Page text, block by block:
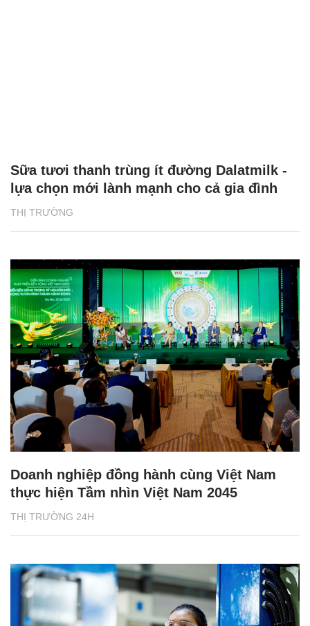
THỊ TRƯỜNG
Sữa tươi thanh trùng ít đường Dalatmilk -
lựa chọn mới lành mạnh cho cả gia đình
THỊ TRƯỜNG 24H
Doanh nghiệp đồng hành cùng Việt Nam
thực hiện Tầm nhìn Việt Nam 2045